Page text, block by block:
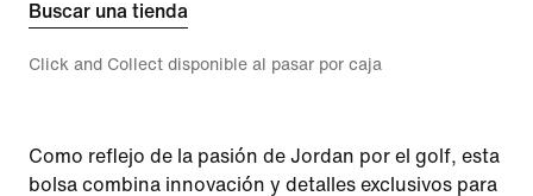
Buscar una tienda
Click and Collect disponible al pasar por caja
Como reflejo de la pasión de Jordan por el golf, esta
bolsa combina innovación y detalles exclusivos para